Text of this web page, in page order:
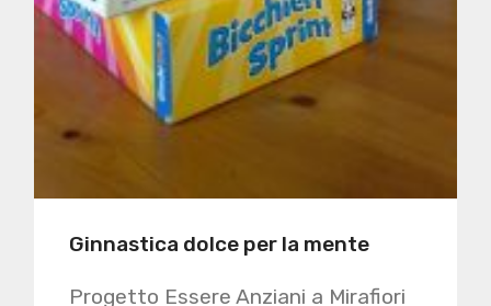
Ginnastica dolce per la mente
Progetto Essere Anziani a Mirafiori